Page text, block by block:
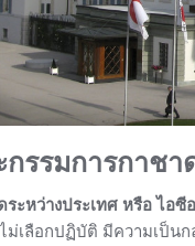
รรมการกาชา
ะหว่างประเทศ หรือ ไอซี
ม่เลือกปฏิบัติ มีความเป็น